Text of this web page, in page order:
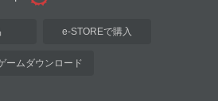
e-STOREで購入
ームダウンロード